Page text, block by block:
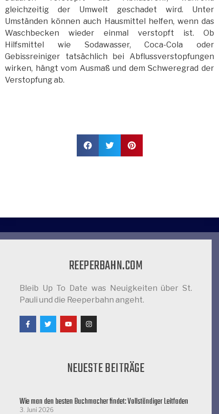
gleichzeitig der Umwelt geschadet wird. Unter
Umständen können auch Hausmittel helfen, wenn das
Waschbecken wieder einmal verstopft ist. Ob
Hilfsmittel wie Sodawasser, Coca-Cola oder
Gebissreiniger tatsächlich bei Abflussverstopfungen
wirken, hängt vom Ausmaß und dem Schweregrad der
Verstopfung ab.
REEPERBAHN.COM
Bleib Up To Date was Neuigkeiten über St.
Pauli und die Reeperbahn angeht.
NEUESTE BEITRÄGE
Wie man den besten Buchmacher findet: Vollständiger Leitfaden
3. Juni 2026